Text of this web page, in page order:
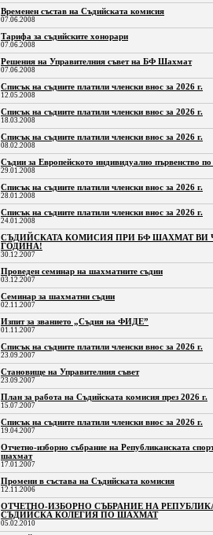
Временен състав на Съдийската комисия
07.06.2008
Тарифа за съдийските хонорари
07.06.2008
Решения на Управителния съвет на БФ Шахмат
07.06.2008
Списък на съдиите платили членски внос за 2026 г.
12.05.2008
Списък на съдиите платили членски внос за 2026 г.
18.03.2008
Списък на съдиите платили членски внос за 2026 г.
08.02.2008
Съдии за Европейското индивидуално първенство
29.01.2008
Списък на съдиите платили членски внос за 2026 г.
28.01.2008
Списък на съдиите платили членски внос за 2026 г.
24.01.2008
СЪДИЙСКАТА КОМИСИЯ ПРИ БФ ШАХМАТ ВИ
ГОДИНА!
30.12.2007
Проведен семинар на шахматните съдии
03.12.2007
Семинар за шахматни съдии
02.11.2007
Изпит за званието „Съдия на ФИДЕ”
01.11.2007
Списък на съдиите платили членски внос за 2026 г.
23.09.2007
Становище на Управителния съвет
23.09.2007
План за работа на Съдийската комисия през 2026 г.
15.07.2007
Списък на съдиите платили членски внос за 2026 г.
19.04.2007
Отчетно-изборно събрание на Републиканската
шахмат
17.01.2007
Промени в състава на Съдийската комисия
12.11.2006
ОТЧЕТНО-ИЗБОРНО СЪБРАНИЕ НА
СЪДИЙСКА КОЛЕГИЯ ПО ШАХМАТ
05.02.2010